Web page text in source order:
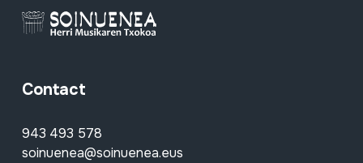
Contact
943 493 578
soinuenea@soinuenea.eus